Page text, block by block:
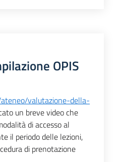
OPIS
valutazione-della-
un breve video che
di accesso al
il periodo delle lezioni,
di prenotazione